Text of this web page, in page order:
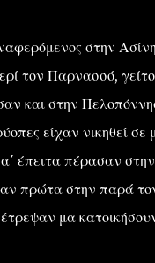
στην Ασίνη,
τον Παρνασσό,
και στην
είχαν νικηθεί
έπειτα πέρασαν
πρώτα στην παρά
μα